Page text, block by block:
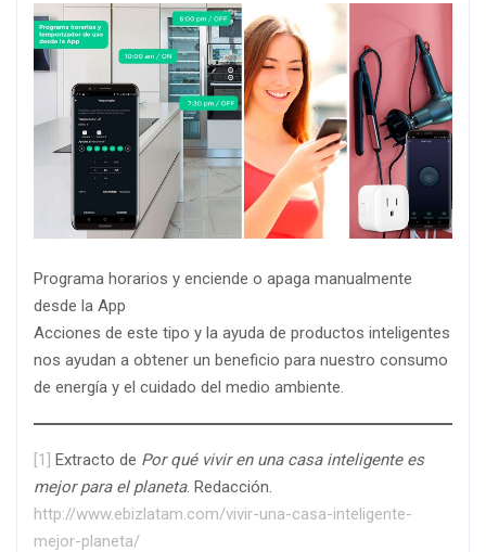
Programa horarios y enciende o apaga manualmente
desde la App
Acciones de este tipo y la ayuda de productos inteligentes
nos ayudan a obtener un beneficio para nuestro consumo
de energía y el cuidado del medio ambiente.
[1] Extracto de Por qué vivir en una casa inteligente es
mejor para el planeta. Redacción.
http://www.ebizlatam.com/vivir-una-casa-inteligente-
mejor-planeta/